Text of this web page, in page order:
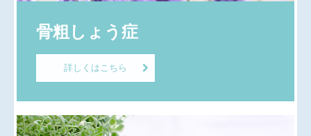
骨粗しょう症
詳しくはこちら